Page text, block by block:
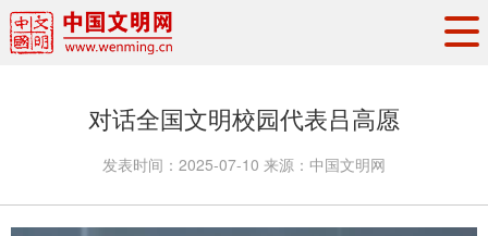
权威发布
资讯联播
地方交流
文明培育
文明实践
文明创建
文明之光
文明影音 文明矩阵
对话全国文明校园代表吕高愿
发表时间： 2025-07-10 来源： 中国文明网